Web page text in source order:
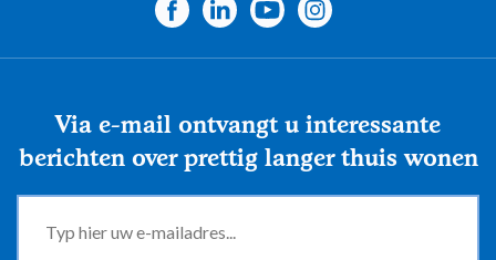
Via e-mail ontvangt u interessante
berichten over prettig langer thuis wonen